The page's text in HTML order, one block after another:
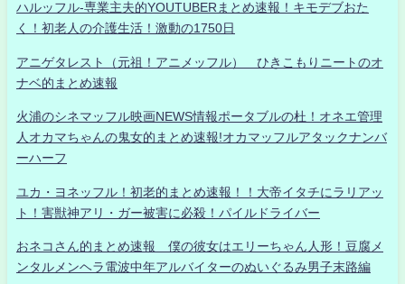
ハルッフル-専業主夫的YOUTUBERまとめ速報！キモデブおた
く！初老人の介護生活！激動の1750日
アニゲタレスト（元祖！アニメッフル） ひきこもりニートのオ
ナベ的まとめ速報
火浦のシネマッフル映画NEWS情報ポータブルの杜！オネエ管理
人オカマちゃんの鬼女的まとめ速報!オカマッフルアタックナンバ
ーハーフ
ユカ・ヨネッフル！初老的まとめ速報！！大帝イタチにラリアッ
ト！害獣神アリ・ガー被害に必殺！パイルドライバー
おネコさん的まとめ速報 僕の彼女はエリーちゃん人形！豆腐メ
ンタルメンヘラ電波中年アルバイターのぬいぐるみ男子末路編